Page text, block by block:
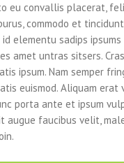
eu convallis placerat,
commodo et
elementu sadips
amet untras sitsers.
ipsum. Nam semper
euismod. Aliquam erat
porta ante et ipsum
augue faucibus velit,